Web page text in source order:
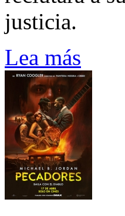
justicia.
Lea más